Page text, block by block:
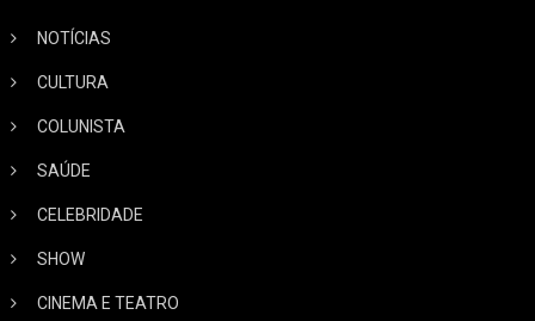
NOTÍCIAS
CULTURA
COLUNISTA
SAÚDE
CELEBRIDADE
SHOW
CINEMA E TEATRO